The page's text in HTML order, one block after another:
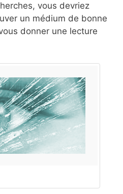
vous devriez
un médium de bonne
donner une lecture